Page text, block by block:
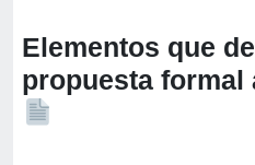
Elementos que
propuesta formal